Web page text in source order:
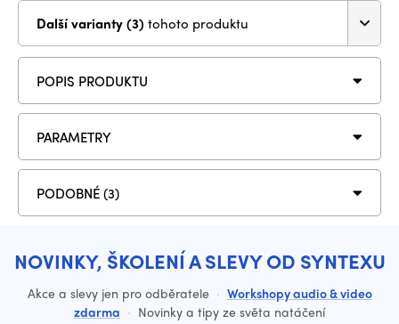
Další varianty (3) tohoto produktu
POPIS PRODUKTU
PARAMETRY
PODOBNÉ (3)
NOVINKY, ŠKOLENÍ A SLEVY OD SYNTEXU
Akce a slevy jen pro odběratele · Workshopy audio & video
zdarma · Novinky a tipy ze světa natáčení